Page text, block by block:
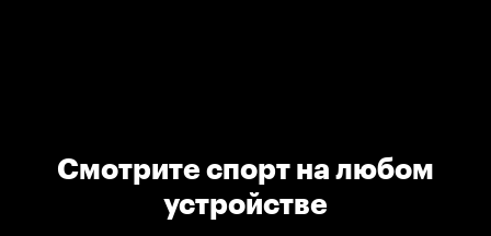
Смотрите спорт на любом
устройстве